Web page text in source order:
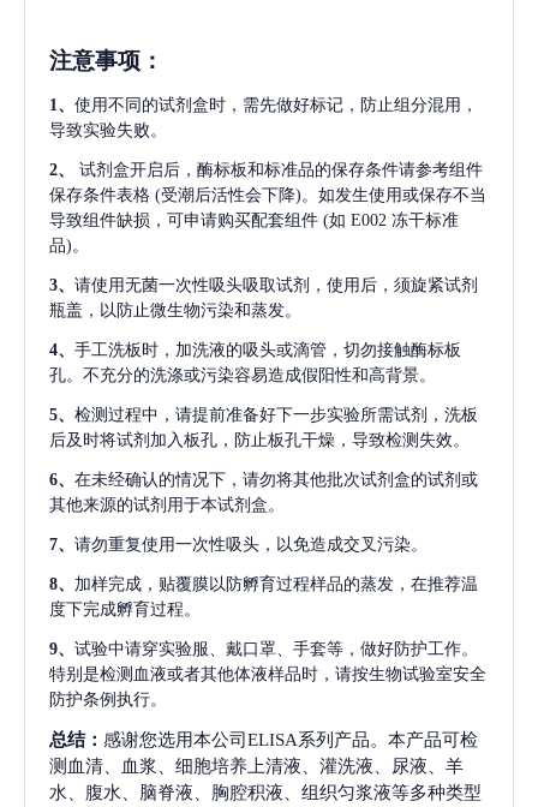
注意事项 ：
1、 使用不同的试剂盒时，需先做好标记，防止组分混用，
导致实验失败。
2、
试剂盒开启后，酶标板和标准品的保存条件请参考组件
保存条件表格 (受潮后活性会下降)。如发生使用或保存不当
导致组件缺损，可申请购买配套组件 (如 E002 冻干标准
品)。
3、 请使用无菌一次性吸头吸取试剂，使用后，须旋紧试剂
瓶盖，以防止微生物污染和蒸发。
4、 手工洗板时，加洗液的吸头或滴管，切勿接触酶标板
孔。不充分的洗涤或污染容易造成假阳性和高背景。
5、 检测过程中，请提前准备好下一步实验所需试剂，洗板
后及时将试剂加入板孔，防止板孔干燥，导致检测失效。
6、 在未经确认的情况下，请勿将其他批次试剂盒的试剂或
其他来源的试剂用于本试剂盒。
7、 请勿重复使用一次性吸头，以免造成交叉污染。
8、 加样完成，贴覆膜以防孵育过程样品的蒸发，在推荐温
度下完成孵育过程。
9、 试验中请穿实验服、戴口罩、手套等，做好防护工作。
特别是检测血液或者其他体液样品时，请按生物试验室安全
防护条例执行。
总结： 感谢您选用本公司ELISA系列产品。本产品可检
测血清、血浆、细胞培养上清液、灌洗液、尿液、羊
水、腹水、脑脊液、胸腔积液、组织匀浆液等多种类型